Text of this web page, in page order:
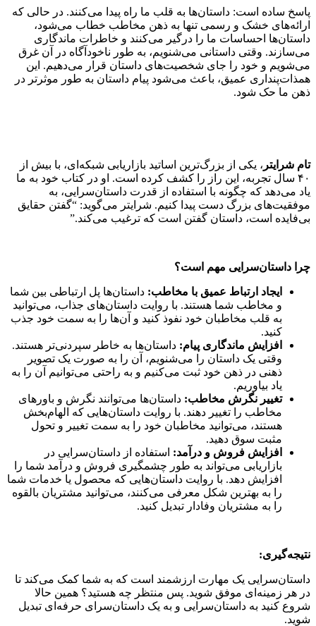
پاسخ ساده است: داستان‌ها به قلب ما راه پیدا می‌کنند. در حالی که
ارائه‌های خشک و رسمی تنها به ذهن مخاطب خطاب می‌شود،
داستان‌ها احساسات ما را درگیر می‌کنند و خاطرات ماندگاری
می‌سازند. وقتی داستانی می‌شنویم، به طور ناخودآگاه در آن غرق
می‌شویم و خود را جای شخصیت‌های داستان قرار می‌دهیم. این
همذات‌پنداری عمیق، باعث می‌شود پیام داستان به طور موثرتر در
ذهن ما حک شود.
تام شرایتر ، یکی از بزرگ‌ترین اساتید بازاریابی شبکه‌ای، با بیش از
۴۰ سال تجربه، این راز را کشف کرده است. او در کتاب خود به ما
یاد می‌دهد که چگونه با استفاده از قدرت داستان‌سرایی، به
موفقیت‌های بزرگ دست پیدا کنیم. شرایتر می‌گوید: “گفتن حقایق
بی‌فایده است، داستان گفتن است که ترغیب می‌کند.”
چرا داستان‌سرایی مهم است؟
ایجاد ارتباط عمیق با مخاطب: داستان‌ها پل ارتباطی بین شما
و مخاطب شما هستند. با روایت داستان‌های جذاب، می‌توانید
به قلب مخاطبان خود نفوذ کنید و آن‌ها را به سمت خود جذب
کنید.
افزایش ماندگاری پیام: داستان‌ها به خاطر سپردنی‌تر هستند.
وقتی یک داستان را می‌شنویم، آن را به صورت یک تصویر
ذهنی در ذهن خود ثبت می‌کنیم و به راحتی می‌توانیم آن را به
یاد بیاوریم.
تغییر نگرش مخاطب: داستان‌ها می‌توانند نگرش و باورهای
مخاطب را تغییر دهند. با روایت داستان‌هایی که الهام‌بخش
هستند، می‌توانید مخاطبان خود را به سمت تغییر و تحول
مثبت سوق دهید.
افزایش فروش و درآمد: استفاده از داستان‌سرایی در
بازاریابی می‌تواند به طور چشمگیری فروش و درآمد شما را
افزایش دهد. با روایت داستان‌هایی که محصول یا خدمات شما
را به بهترین شکل معرفی می‌کنند، می‌توانید مشتریان بالقوه
را به مشتریان وفادار تبدیل کنید.
نتیجه‌گیری:
داستان‌سرایی یک مهارت ارزشمند است که به شما کمک می‌کند تا
در هر زمینه‌ای موفق شوید. پس منتظر چه هستید؟ همین حالا
شروع کنید به داستان‌سرایی و به یک داستان‌سرای حرفه‌ای تبدیل
شوید.